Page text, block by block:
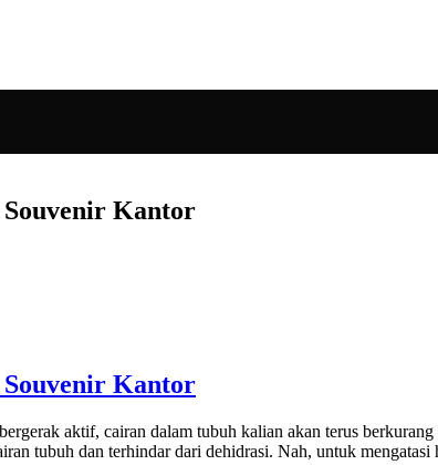
Souvenir Kantor
Souvenir Kantor
aktif, cairan dalam tubuh kalian akan terus
tubuh dan terhindar dari dehidrasi. Nah, untuk